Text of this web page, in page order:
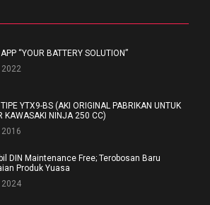
“YOUR BATTERY SOLUTION”
2022
YTX9-BS (AKI ORIGINAL PABRIKAN UNTUK
KAWASAKI NINJA 250 CC)
2016
DIN Maintenance Free; Terobosan Baru
Produk Yuasa
2024